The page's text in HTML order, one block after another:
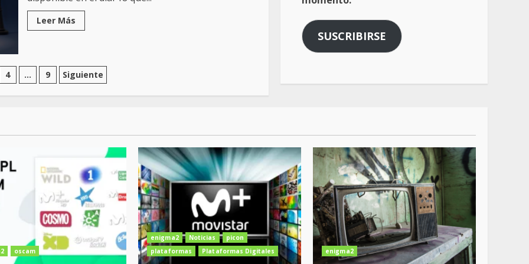
Leer Más
4 … 9 Siguiente
SUSCRIBIRSE
oscam
enigma2 Noticias
picon
plataformas
Plataformas Digitales enigma2